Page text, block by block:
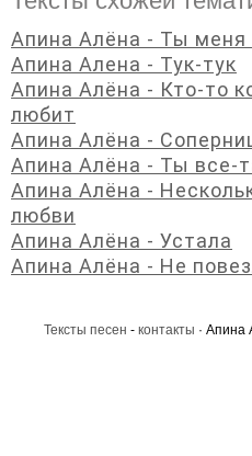
Апина Алёна - Ты меня
Апина Алена - Тук-тук
Апина Алёна - Кто-то
любит
Апина Алёна -
Апина Алёна - Ты все-
Апина Алёна -
любви
Апина Алёна - Устала
Апина Алёна - Не
Тексты песен - контакты · Апина